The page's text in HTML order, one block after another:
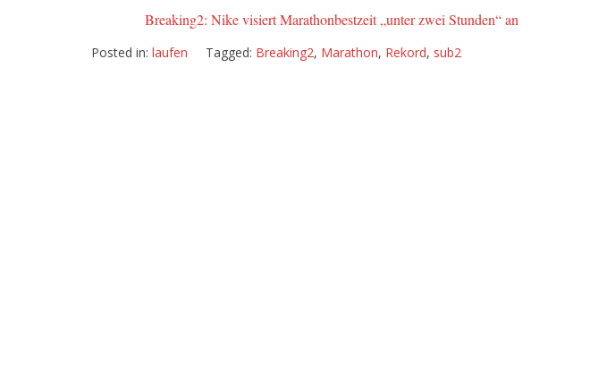
Breaking2: Nike visiert Marathonbestzeit „unter zwei Stunden“ an
Posted in: laufen Tagged: Breaking2, Marathon, Rekord, sub2